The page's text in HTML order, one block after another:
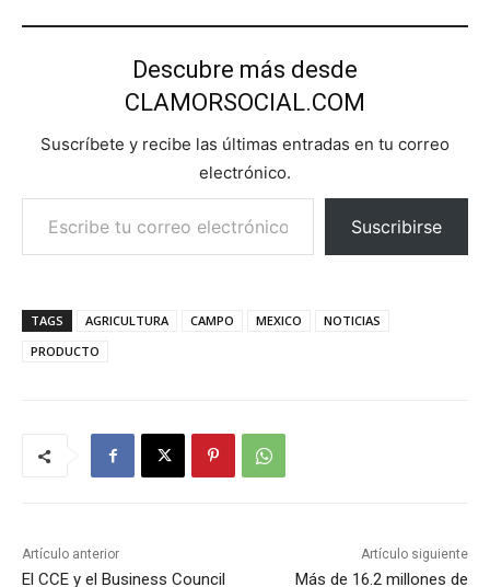
Descubre más desde
CLAMORSOCIAL.COM
Suscríbete y recibe las últimas entradas en tu correo
electrónico.
Escribe tu correo electrónico…
Suscribirse
TAGS AGRICULTURA CAMPO MEXICO
NOTICIAS
PRODUCTO
Artículo anterior
El CCE y el Business Council
Artículo siguiente
Más de 16.2 millones de